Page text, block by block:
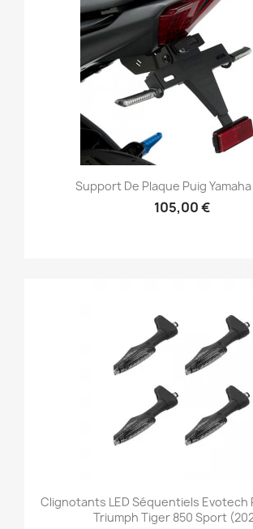
Support De Plaque Puig
105,00 €
Clignotants LED Séquentiels Evotech
Triumph Tiger 850 Sport